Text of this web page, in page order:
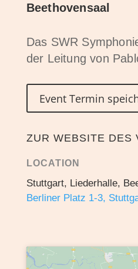
Beethovensaal
Das SWR
der Leitung von
Event Termin
ZUR WEBSITE DES
LOCATION
Stuttgart, Liederhalle,
Berliner Platz 1-3,